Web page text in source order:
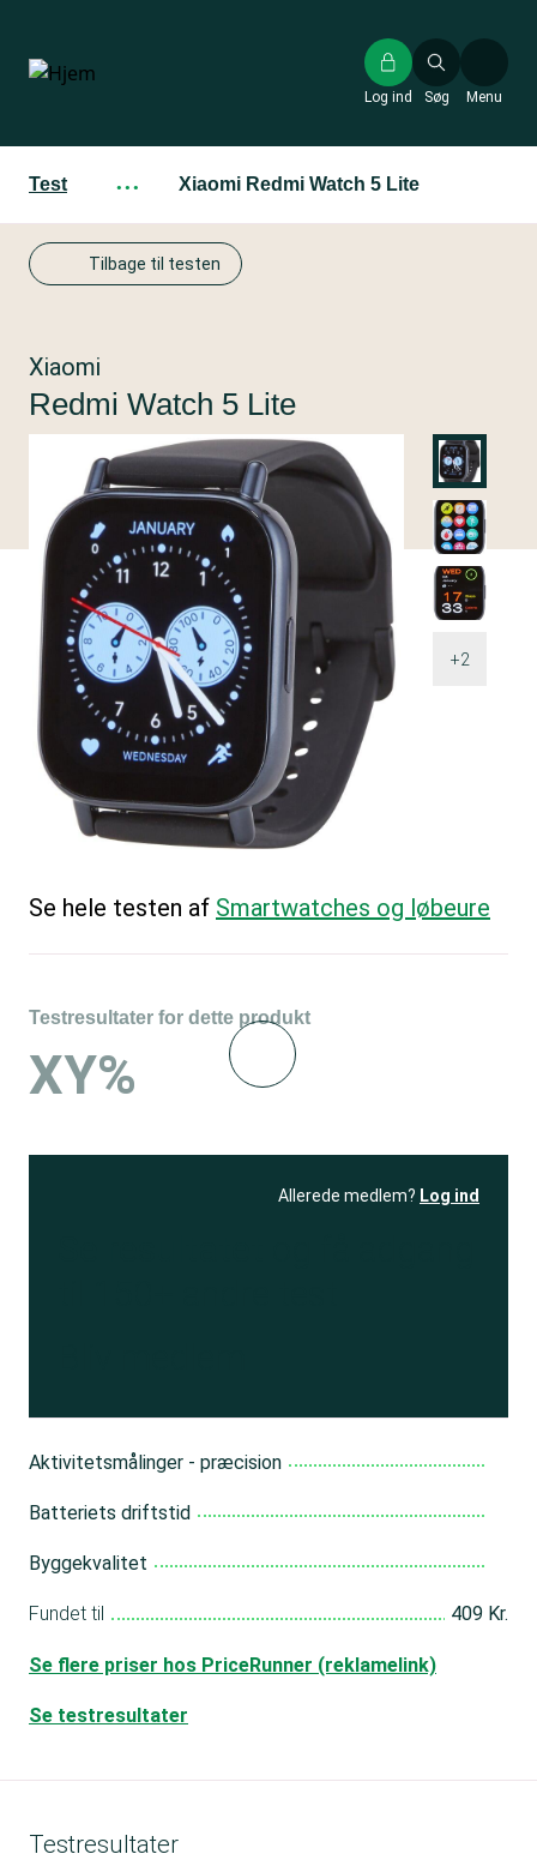
hovedindhold
Søg
Log ind Menu
Test ··· Xiaomi Redmi Watch 5 Lite
Tilbage til testen
+2
Xiaomi
Redmi Watch 5 Lite
Se hele testen af Smartwatches og løbeure
Testresultater for dette produkt
XY%
Allerede medlem? Log ind
Aktivitetsmålinger - præcision
Batteriets driftstid
Byggekvalitet
Fundet til 409 Kr.
Se flere priser hos PriceRunner (reklamelink)
Se testresultater
Testresultater